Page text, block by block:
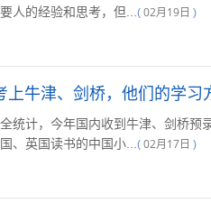
人的经验和思考，但... ( 02月19日 )
牛津、剑桥，他们的学习
统计，今年国内收到牛津、剑桥预
、英国读书的中国小... ( 02月17日 )